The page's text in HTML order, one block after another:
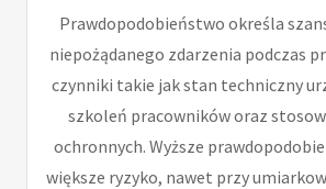
Prawdopodobieństwo określa
niepożądanego zdarzenia podczas
czynniki takie jak stan techniczny
szkoleń pracowników oraz
ochronnych. Wyższe
większe ryzyko, nawet przy